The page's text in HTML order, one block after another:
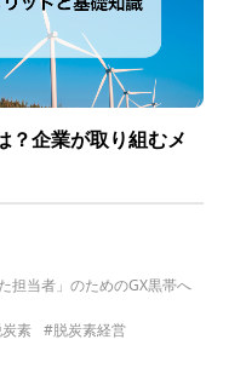
？企業が取り組むメ
担当者」のためのGX黒帯へ
素 #脱炭素経営